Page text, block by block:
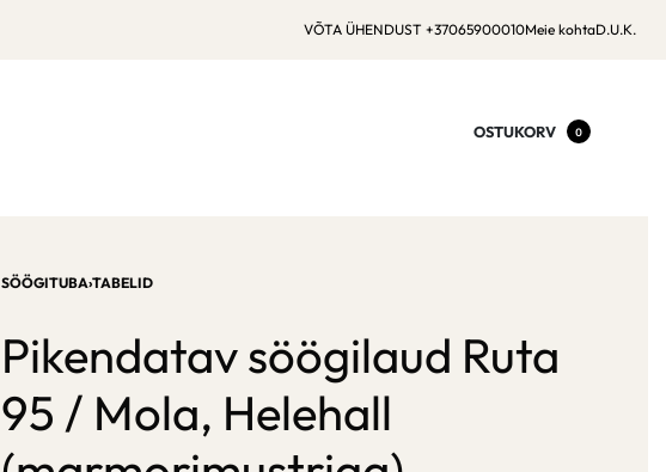
VÕTA ÜHENDUST +37065900010Meie kohtaD.U.K.
OSTUKORV 0
SÖÖGITUBA›TABELID
Pikendatav söögilaud Ruta
95 / Mola, Helehall